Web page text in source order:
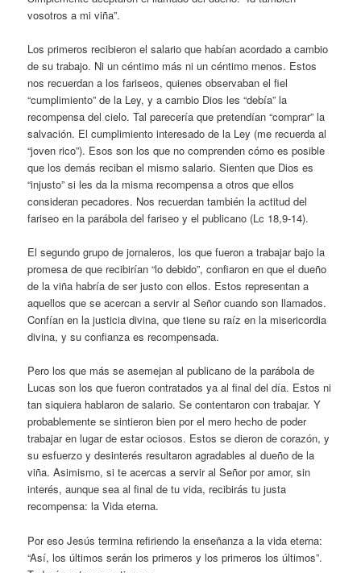
vosotros a mi viña”.
Los primeros recibieron el salario que habían acordado a cambio
de su trabajo. Ni un céntimo más ni un céntimo menos. Estos
nos recuerdan a los fariseos, quienes observaban el fiel
“cumplimiento” de la Ley, y a cambio Dios les “debía” la
recompensa del cielo. Tal parecería que pretendían “comprar” la
salvación. El cumplimiento interesado de la Ley (me recuerda al
“joven rico”). Esos son los que no comprenden cómo es posible
que los demás reciban el mismo salario. Sienten que Dios es
“injusto” si les da la misma recompensa a otros que ellos
consideran pecadores. Nos recuerdan también la actitud del
fariseo en la parábola del fariseo y el publicano (Lc 18,9-14).
El segundo grupo de jornaleros, los que fueron a trabajar bajo la
promesa de que recibirían “lo debido”, confiaron en que el dueño
de la viña habría de ser justo con ellos. Estos representan a
aquellos que se acercan a servir al Señor cuando son llamados.
Confían en la justicia divina, que tiene su raíz en la misericordia
divina, y su confianza es recompensada.
Pero los que más se asemejan al publicano de la parábola de
Lucas son los que fueron contratados ya al final del día. Estos ni
tan siquiera hablaron de salario. Se contentaron con trabajar. Y
probablemente se sintieron bien por el mero hecho de poder
trabajar en lugar de estar ociosos. Estos se dieron de corazón, y
su esfuerzo y desinterés resultaron agradables al dueño de la
viña. Asimismo, si te acercas a servir al Señor por amor, sin
interés, aunque sea al final de tu vida, recibirás tu justa
recompensa: la Vida eterna.
Por eso Jesús termina refiriendo la enseñanza a la vida eterna:
“Así, los últimos serán los primeros y los primeros los últimos”.